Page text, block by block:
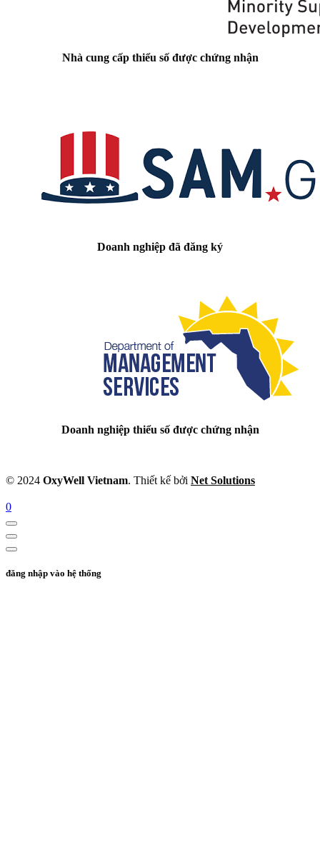
Nhà cung cấp thiểu số được chứng nhận
Doanh nghiệp đã đăng ký
Doanh nghiệp thiểu số được chứng nhận
© 2024 OxyWell Vietnam. Thiết kế bởi Net Solutions
0
đăng nhập vào hệ thống